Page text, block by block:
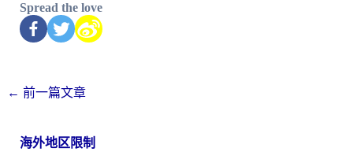
Spread the love
← 前一篇文章
海外地区限制